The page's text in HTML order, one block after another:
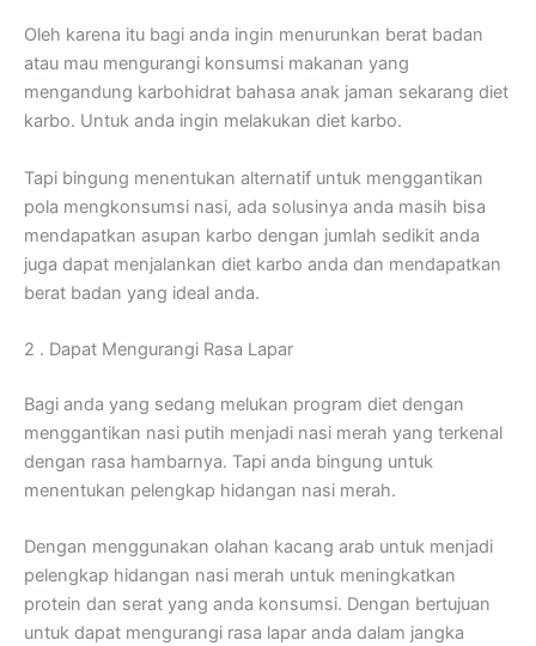
Oleh karena itu bagi anda ingin menurunkan berat badan
atau mau mengurangi konsumsi makanan yang
mengandung karbohidrat bahasa anak jaman sekarang diet
karbo. Untuk anda ingin melakukan diet karbo.
Tapi bingung menentukan alternatif untuk menggantikan
pola mengkonsumsi nasi, ada solusinya anda masih bisa
mendapatkan asupan karbo dengan jumlah sedikit anda
juga dapat menjalankan diet karbo anda dan mendapatkan
berat badan yang ideal anda.
2 . Dapat Mengurangi Rasa Lapar
Bagi anda yang sedang melukan program diet dengan
menggantikan nasi putih menjadi nasi merah yang terkenal
dengan rasa hambarnya. Tapi anda bingung untuk
menentukan pelengkap hidangan nasi merah.
Dengan menggunakan olahan kacang arab untuk menjadi
pelengkap hidangan nasi merah untuk meningkatkan
protein dan serat yang anda konsumsi. Dengan bertujuan
untuk dapat mengurangi rasa lapar anda dalam jangka